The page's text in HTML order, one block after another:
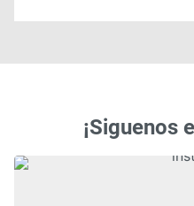
¡Siguenos